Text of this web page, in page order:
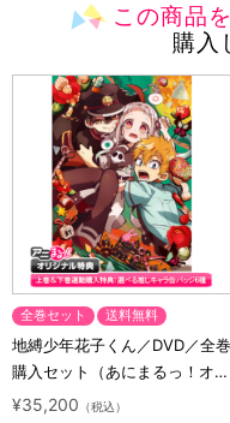
この商品
購入
全巻セット 送料無料
地縛少年花子くん／DVD／全巻
購入セット（あにまるっ！オリ
ジナル特典付き・送料無料）
¥35,200 （税込）